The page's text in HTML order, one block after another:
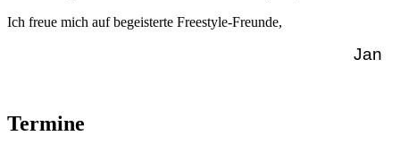
Ich freue mich auf begeisterte Freestyle-Freunde,
Jan
Termine